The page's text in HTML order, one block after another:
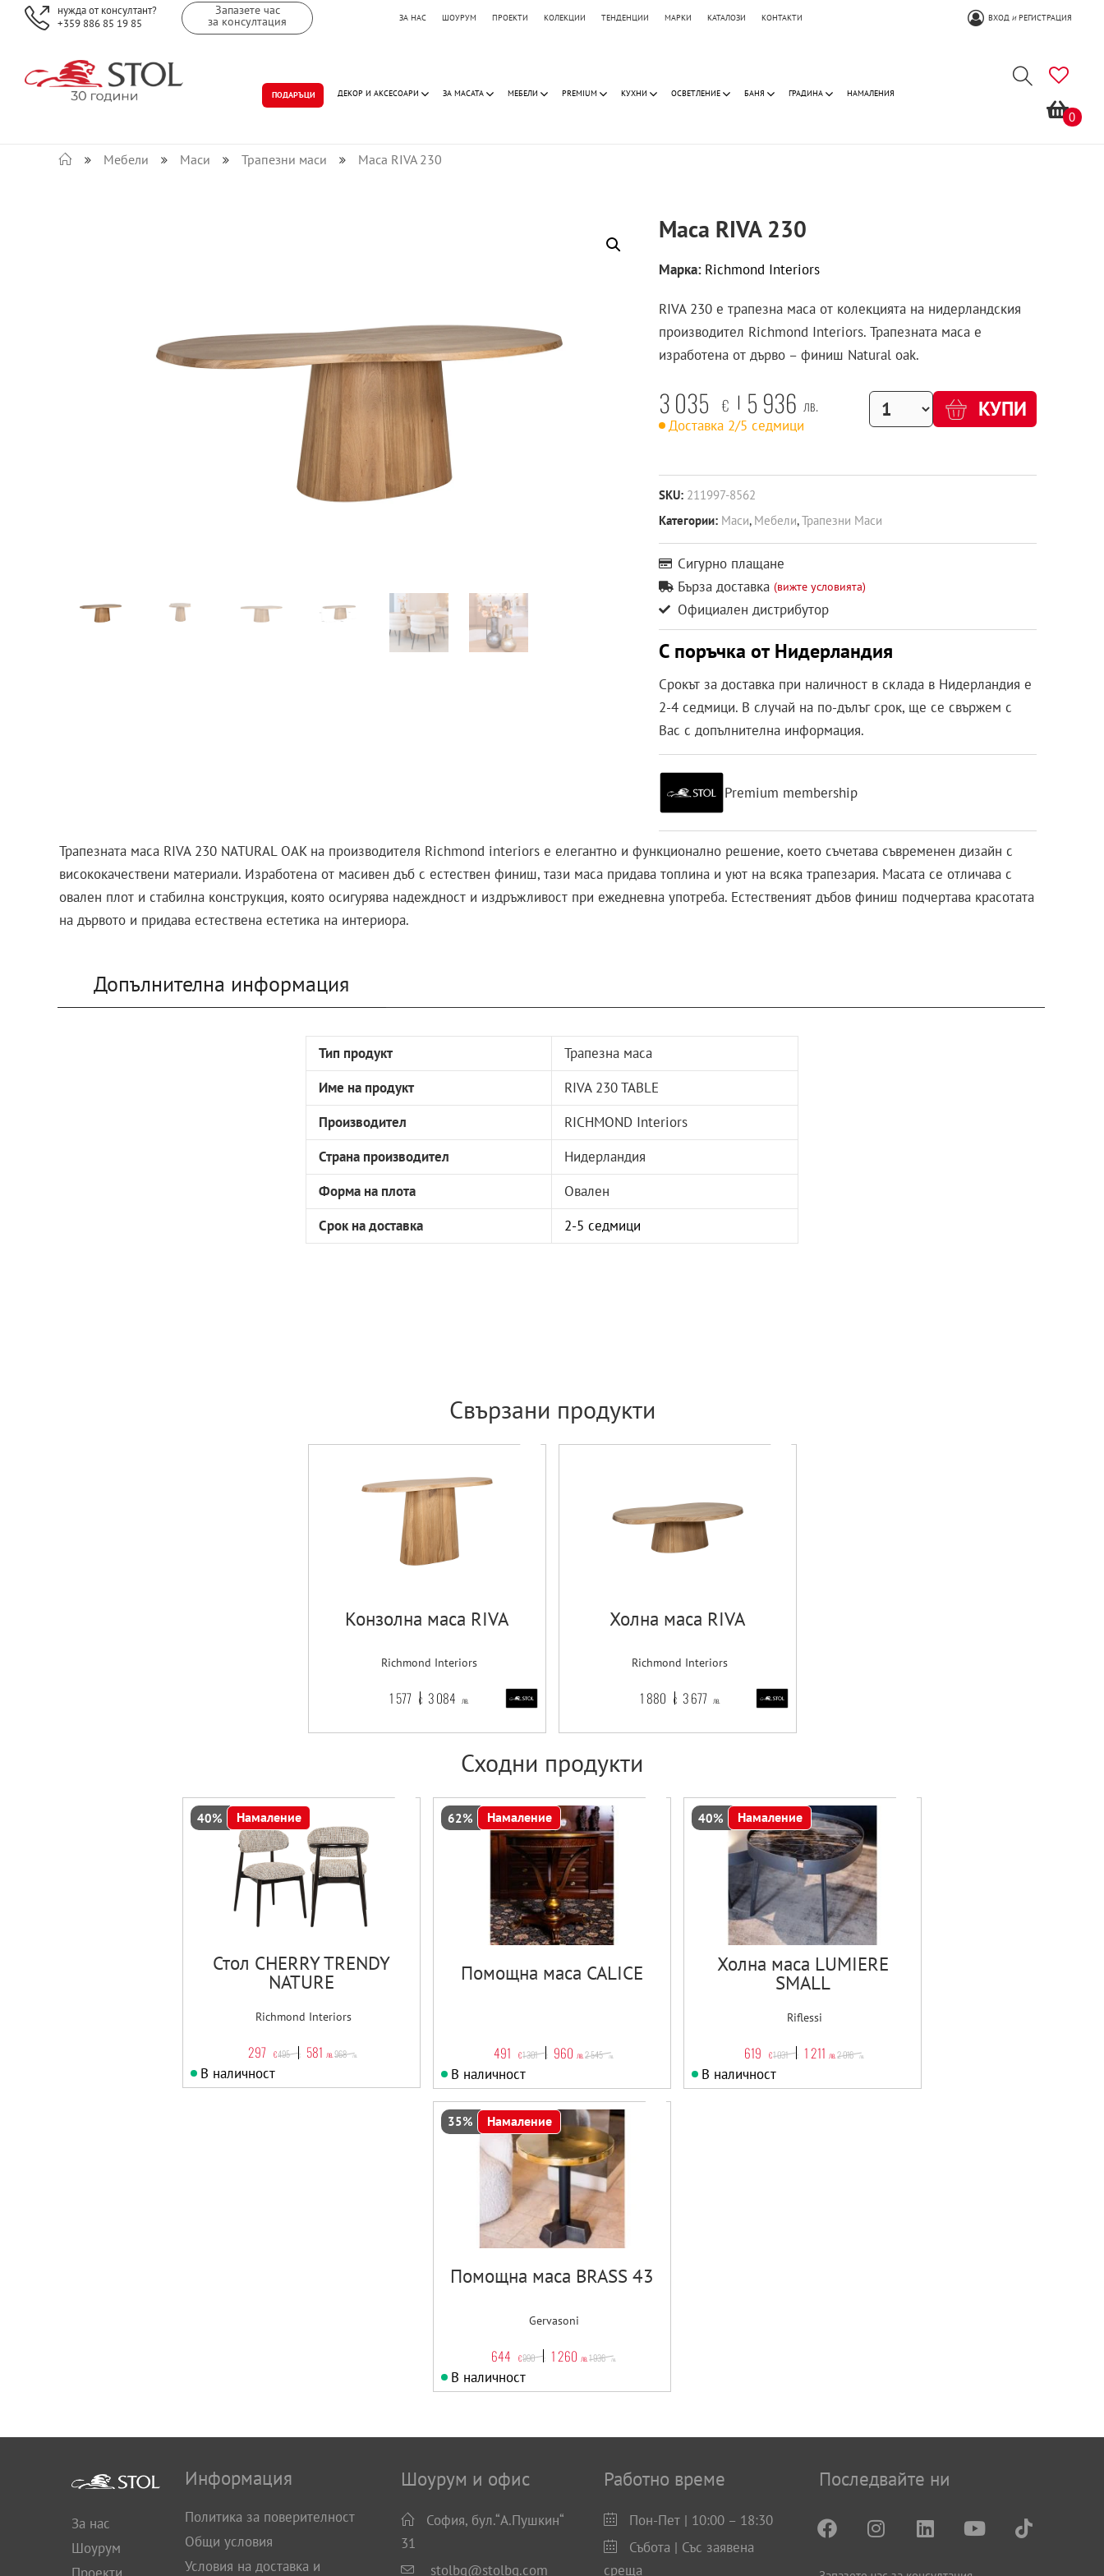
нужда от консултант?
+359 886 85 19 85
Запазете час
за консултация ЗА НАС ШОУРУМ ПРОЕКТИ КОЛЕКЦИИ ТЕНДЕНЦИИ МАРКИ КАТАЛОЗИ КОНТАКТИ ВХОДИРЕГИСТРАЦИЯ
ПОДАРЪЦИ ДЕКОР И АКСЕСОАРИ ЗА МАСАТА МЕБЕЛИ PREMIUM КУХНИ ОСВЕТЛЕНИЕ БАНЯ ГРАДИНА НАМАЛЕНИЯ
0
Мебели Маси Трапезни маси Маса RIVA 230
Маса RIVA 230
Марка: Richmond Interiors
RIVA 230 е трапезна маса от колекцията на нидерландския
производител Richmond Interiors. Трапезната маса е
изработена от дърво – финиш Natural oak.
3 035 € 5 936 лв.
Доставка 2/5 седмици
КУПИ
SKU: 211997-8562
Категории: Маси, Мебели,Трапезни Маси
Сигурно плащане
Бърза доставка (вижте условията)
Официален дистрибутор
С поръчка от Нидерландия
Срокът за доставка при наличност в склада в Нидерландия е
2-4 седмици. В случай на по-дълъг срок, ще се свържем с
Вас с допълнителна информация.
Premium membership
Трапезната маса RIVA 230 NATURAL OAK на производителя Richmond interiors е елегантно и функционално решение, което съчетава съвременен дизайн с
висококачествени материали. Изработена от масивен дъб с естествен финиш, тази маса придава топлина и уют на всяка трапезария. Масата се отличава с
овален плот и стабилна конструкция, която осигурява надеждност и издръжливост при ежедневна употреба. Естественият дъбов финиш подчертава красотата
на дървото и придава естествена естетика на интериора.
Допълнителна информация
Тип продукт
Трапезна маса
Име на продукт
RIVA 230 TABLE
Производител
RICHMOND Interiors
Страна производител
Нидерландия
Форма на плота
Овален
Срок на доставка
2-5 седмици
Свързани продукти
Конзолна маса RIVA
Richmond Interiors
1 577 € 3 084 лв.
Холна маса RIVA
Richmond Interiors
1 880 € 3 677 лв.
Сходни продукти
40% Намаление
Стол CHERRY TRENDY
NATURE
Richmond Interiors
297 €495 € 581 лв.968 лв.
В наличност
62% Намаление
Помощна маса CALICE
491 €1 301 € 960 лв.2 545 лв.
В наличност
40% Намаление
Холна маса LUMIERE
SMALL
Riflessi
619 €1 031 € 1 211 лв.2 016 лв.
В наличност
35% Намаление
Помощна маса BRASS 43
Gervasoni
644 €990 € 1 260 лв.1 936 лв.
В наличност
За нас
Шоурум
Информация
Политика за поверителност
Общи условия
Условия на доставка и
Шоурум и офис
София, бул.“А.Пушкин“
31
stolbg@stolbg.com
Работно време
Пон-Пет | 10:00 – 18:30
Събота | Със заявена
среща
Последвайте ни